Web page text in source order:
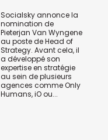
Socialsky annonce la
nomination de
Pieterjan Van Wyngene
au poste de Head of
Strategy. Avant cela, il
a développé son
expertise en stratégie
au sein de plusieurs
agences comme Only
Humans, iO ou...